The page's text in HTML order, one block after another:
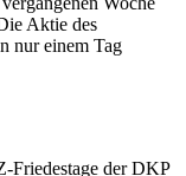
Aktie des
nur einem Tag
Friedestage der DKP